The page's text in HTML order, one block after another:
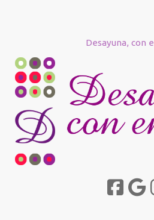
Desayuna, con